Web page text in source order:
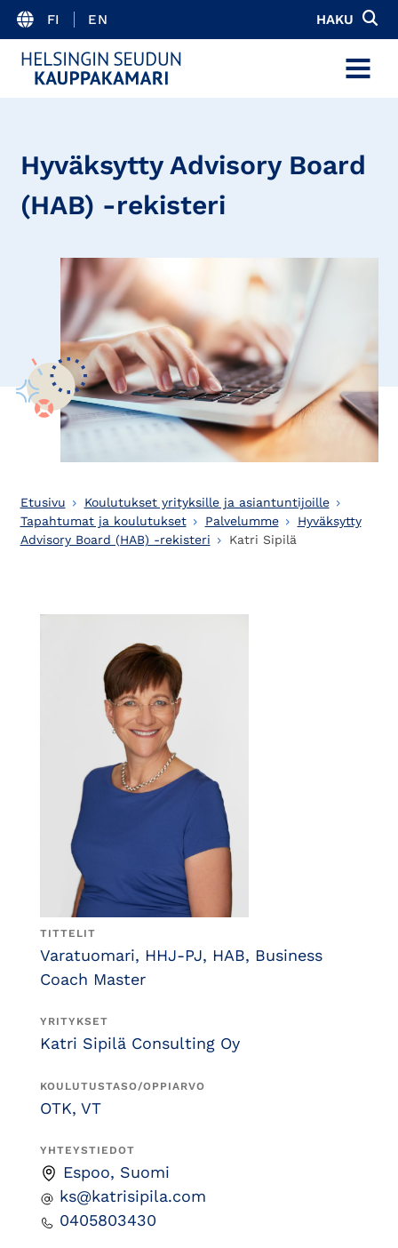
FI EN HAKU
MENU
Hyväksytty Advisory Board
(HAB) -rekisteri
Etusivu
Koulutukset yrityksille ja asiantuntijoille
Tapahtumat ja koulutukset
Palvelumme
Hyväksytty
Advisory Board (HAB) -rekisteri
Katri Sipilä
TITTELIT
Varatuomari, HHJ-PJ, HAB, Business
Coach Master
YRITYKSET
Katri Sipilä Consulting Oy
KOULUTUSTASO/OPPIARVO
OTK, VT
YHTEYSTIEDOT
Espoo, Suomi
ks@katrisipila.com
0405803430